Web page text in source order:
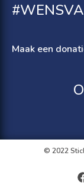
Maak een
© 2022